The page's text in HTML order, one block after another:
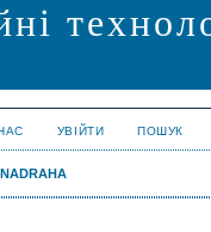
УВІЙТИ ПОШУК
NADRAHA